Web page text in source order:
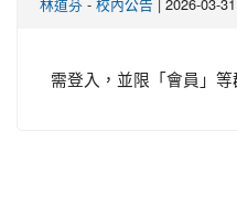
需登入，並限「會員」